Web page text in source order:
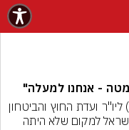
- אנחנו למעלה"